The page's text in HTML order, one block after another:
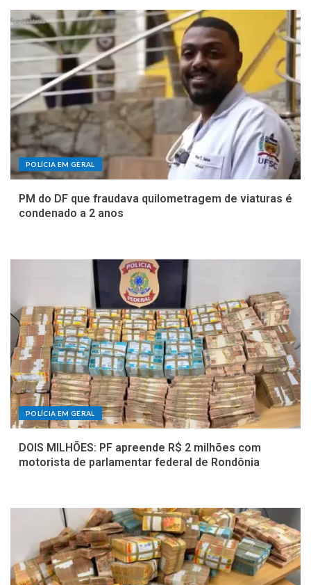
POLÍCIA EM GERAL
PM do DF que fraudava quilometragem de viaturas é
condenado a 2 anos
POLÍCIA EM GERAL
DOIS MILHÕES: PF apreende R$ 2 milhões com
motorista de parlamentar federal de Rondônia